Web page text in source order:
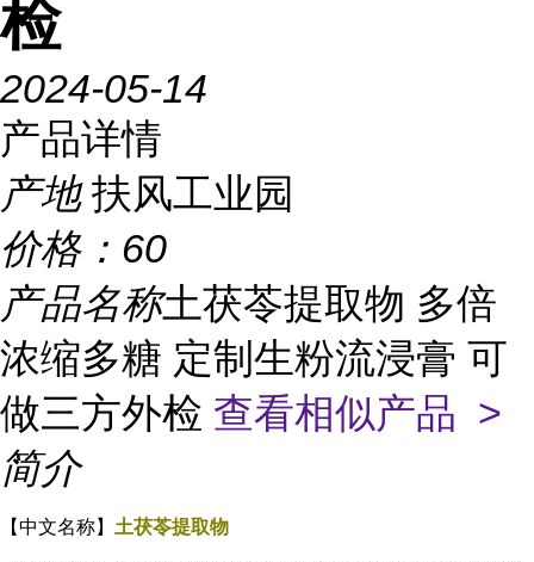
检
2024-05-14
产品详情
产地 扶风工业园
价格： 60
产品名称土茯苓提取物 多倍
浓缩多糖 定制生粉流浸膏 可
做三方外检 查看相似产品 >
简介
【中文名称】 土茯苓提取物